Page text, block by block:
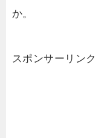
か。
スポンサーリンク